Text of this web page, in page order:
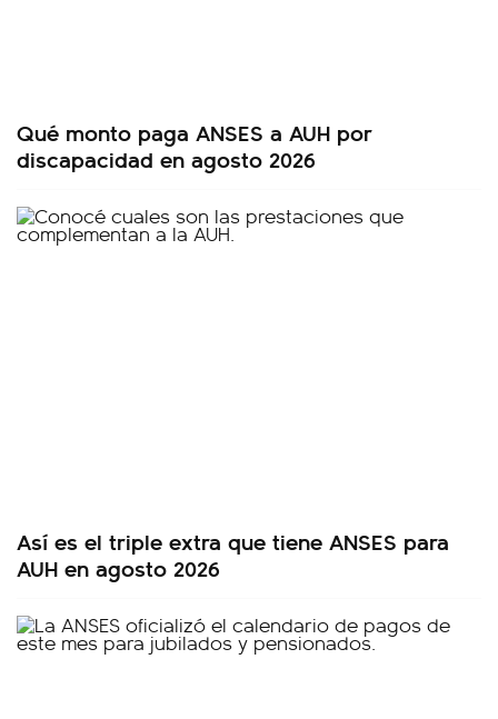
Qué monto paga ANSES a AUH por
discapacidad en agosto 2026
Así es el triple extra que tiene ANSES para
AUH en agosto 2026